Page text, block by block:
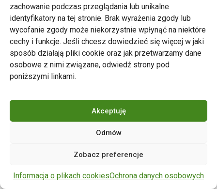
zachowanie podczas przeglądania lub unikalne
identyfikatory na tej stronie. Brak wyrażenia zgody lub
wycofanie zgody może niekorzystnie wpłynąć na niektóre
cechy i funkcje. Jeśli chcesz dowiedzieć się więcej w jaki
sposób działają pliki cookie oraz jak przetwarzamy dane
osobowe z nimi związane, odwiedź strony pod
poniższymi linkami.
Akceptuję
Odmów
Zobacz preferencje
Informacja o plikach cookiesOchrona danych osobowych
Zarząd Transportu Miejskiego w Poznaniu
Napisz do nas
tel. 61 646 33 44
ul. Matejki 59, 60-770 Poznań
zastrzeżone.